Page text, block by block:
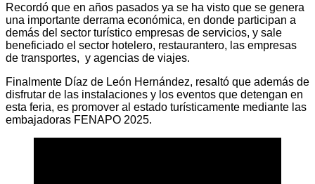
Recordó que en años pasados ya se ha visto que se genera
una importante derrama económica, en donde participan a
demás del sector turístico empresas de servicios, y sale
beneficiado el sector hotelero, restaurantero, las empresas
de transportes, y agencias de viajes.
Finalmente Díaz de León Hernández, resaltó que además de
disfrutar de las instalaciones y los eventos que detengan en
esta feria, es promover al estado turísticamente mediante las
embajadoras FENAPO 2025.